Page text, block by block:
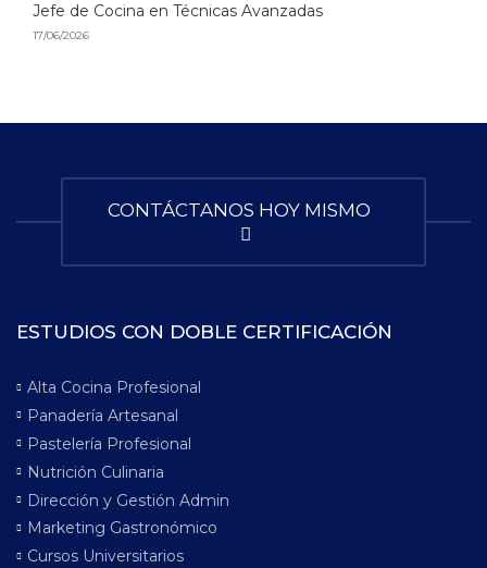
Jefe de Cocina en Técnicas Avanzadas
17/06/2026
CONTÁCTANOS HOY MISMO
ESTUDIOS CON DOBLE CERTIFICACIÓN
Alta Cocina Profesional
Panadería Artesanal
Pastelería Profesional
Nutrición Culinaria
Dirección y Gestión Admin
Marketing Gastronómico
Cursos Universitarios